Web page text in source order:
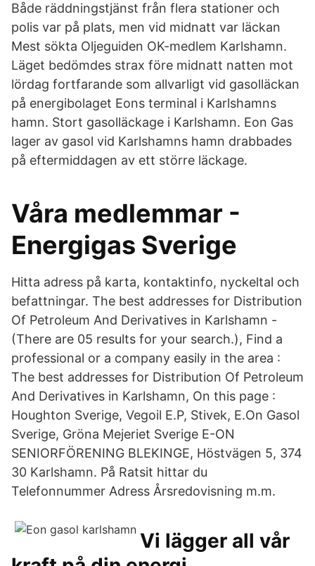
Både räddningstjänst från flera stationer och
polis var på plats, men vid midnatt var läckan
Mest sökta Oljeguiden OK-medlem Karlshamn.
Läget bedömdes strax före midnatt natten mot
lördag fortfarande som allvarligt vid gasolläckan
på energibolaget Eons terminal i Karlshamns
hamn. Stort gasolläckage i Karlshamn. Eon Gas
lager av gasol vid Karlshamns hamn drabbades
på eftermiddagen av ett större läckage.
Våra medlemmar -
Energigas Sverige
Hitta adress på karta, kontaktinfo, nyckeltal och
befattningar. The best addresses for Distribution
Of Petroleum And Derivatives in Karlshamn -
(There are 05 results for your search.), Find a
professional or a company easily in the area :
The best addresses for Distribution Of Petroleum
And Derivatives in Karlshamn, On this page :
Houghton Sverige, Vegoil E.P, Stivek, E.On Gasol
Sverige, Gröna Mejeriet Sverige E-ON
SENIORFÖRENING BLEKINGE, Höstvägen 5, 374
30 Karlshamn. På Ratsit hittar du
Telefonnummer Adress Årsredovisning m.m.
Vi lägger all vår